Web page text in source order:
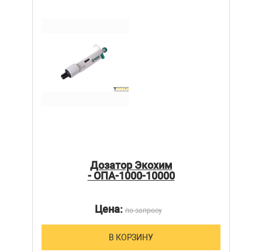
Дозатор Экохим
- ОПА-1000-10000
Цена:по запросу
В КОРЗИНУ